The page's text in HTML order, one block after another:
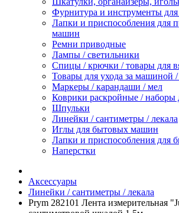
Фурнитура и инструменты для
Лапки и приспособления для
машин
Ремни приводные
Лампы / светильники
Спицы / крючки / товары для
Товары для ухода за машиной
Маркеры / карандаши / мел
Коврики раскройные / наборы
Шпульки
Линейки / сантиметры / лекала
Иглы для бытовых машин
Лапки и приспособления для
Наперстки
Аксессуары
Линейки / сантиметры / лекала
Prym 282101 Лента измерительная